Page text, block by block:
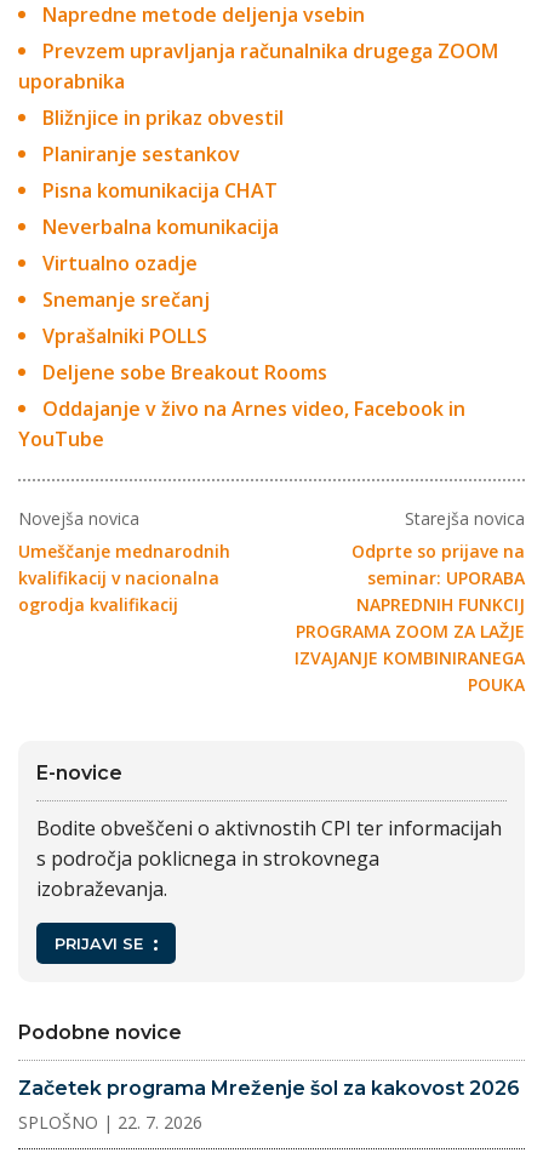
Napredne metode deljenja vsebin
Prevzem upravljanja računalnika drugega ZOOM
uporabnika
Bližnjice in prikaz obvestil
Planiranje sestankov
Pisna komunikacija CHAT
Neverbalna komunikacija
Virtualno ozadje
Snemanje srečanj
Vprašalniki POLLS
Deljene sobe Breakout Rooms
Oddajanje v živo na Arnes video, Facebook in
YouTube
Novejša novica
Umeščanje mednarodnih
kvalifikacij v nacionalna
ogrodja kvalifikacij
Starejša novica
Odprte so prijave na
seminar: UPORABA
NAPREDNIH FUNKCIJ
PROGRAMA ZOOM ZA LAŽJE
IZVAJANJE KOMBINIRANEGA
POUKA
E-novice
Bodite obveščeni o aktivnostih CPI ter informacijah
s področja poklicnega in strokovnega
izobraževanja.
PRIJAVI SE
Podobne novice
Začetek programa Mreženje šol za kakovost 2026
SPLOŠNO | 22. 7. 2026